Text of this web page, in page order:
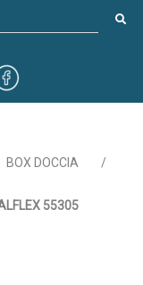
BOX DOCCIA /
55305